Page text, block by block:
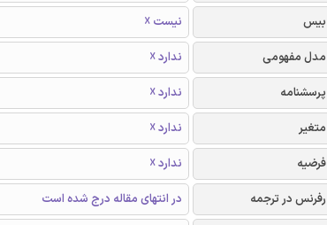
بیس
نیست ☓
مدل مفهومی
ندارد ☓
پرسشنامه
ندارد ☓
متغیر
ندارد ☓
فرضیه
ندارد ☓
رفرنس در ترجمه
در انتهای مقاله درج شده است